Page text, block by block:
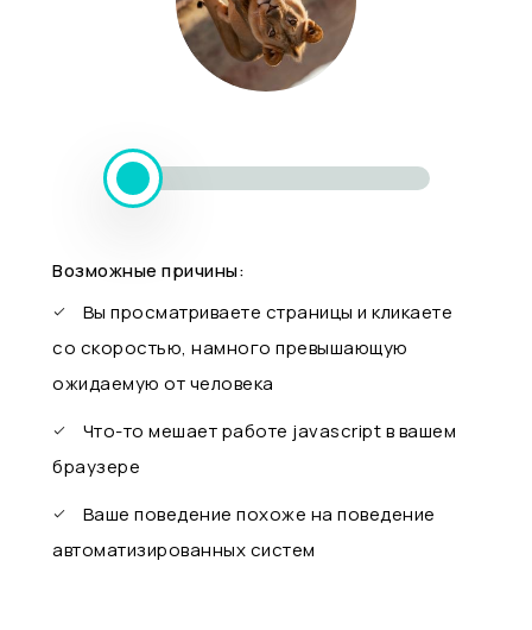
Возможные причины:
Вы просматриваете страницы и кликаете
со скоростью, намного превышающую
ожидаемую от человека
Что-то мешает работе javascript в вашем
браузере
Ваше поведение похоже на поведение
автоматизированных систем